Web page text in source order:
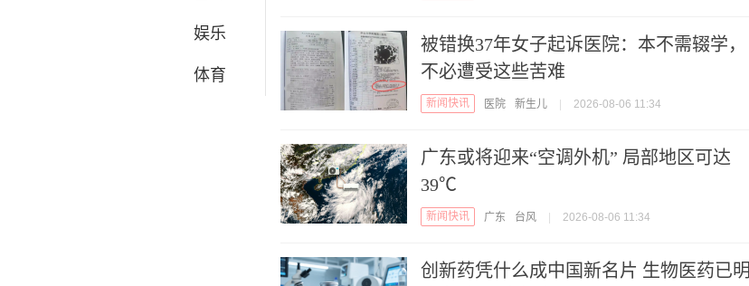
娱乐
体育
被错换37年女子起诉医院：本不需辍学，
不必遭受这些苦难
新闻快讯 医院 新生儿 | 2026-08-06 11:34
广东或将迎来“空调外机” 局部地区可达
39℃
新闻快讯 广东 台风 | 2026-08-06 11:34
创新药凭什么成中国新名片 生物医药已明